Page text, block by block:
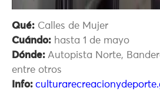
Qué: Calles de Mujer
Cuándo: hasta 1 de mayo
Dónde: Autopista Norte,
entre otros
Info: